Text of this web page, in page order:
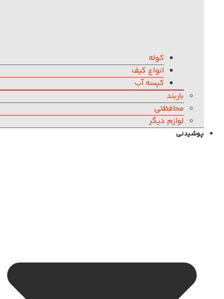
کوله
انواع کیف
کیسه آب
باربند
محافظتی
لوازم دیگر
پوشیدنی